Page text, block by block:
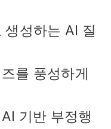
성하는 AI 질
를 풍성하게
기반 부정행